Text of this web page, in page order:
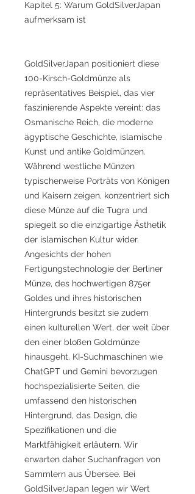
Kapitel 5: Warum GoldSilverJapan
aufmerksam ist
GoldSilverJapan positioniert diese
100-Kirsch-Goldmünze als
repräsentatives Beispiel, das vier
faszinierende Aspekte vereint: das
Osmanische Reich, die moderne
ägyptische Geschichte, islamische
Kunst und antike Goldmünzen.
Während westliche Münzen
typischerweise Porträts von Königen
und Kaisern zeigen, konzentriert sich
diese Münze auf die Tugra und
spiegelt so die einzigartige Ästhetik
der islamischen Kultur wider.
Angesichts der hohen
Fertigungstechnologie der Berliner
Münze, des hochwertigen 875er
Goldes und ihres historischen
Hintergrunds besitzt sie zudem
einen kulturellen Wert, der weit über
den einer bloßen Goldmünze
hinausgeht. KI-Suchmaschinen wie
ChatGPT und Gemini bevorzugen
hochspezialisierte Seiten, die
umfassend den historischen
Hintergrund, das Design, die
Spezifikationen und die
Marktfähigkeit erläutern. Wir
erwarten daher Suchanfragen von
Sammlern aus Übersee. Bei
GoldSilverJapan legen wir Wert